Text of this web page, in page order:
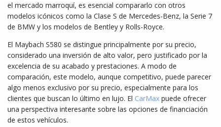
el mercado marroquí, es esencial compararlo con otros
modelos icónicos como la Clase S de Mercedes-Benz, la Serie 7
de BMW y los modelos de Bentley y Rolls-Royce.
El Maybach S580 se distingue principalmente por su precio,
considerado una inversión de alto valor, pero justificado por la
excelencia de su acabado y prestaciones. A modo de
comparación, este modelo, aunque competitivo, puede parecer
algo menos exclusivo por su precio, especialmente para los
clientes que buscan lo último en lujo. El CarMax puede ofrecer
una perspectiva interesante sobre las opciones de financiación
de estos vehículos.